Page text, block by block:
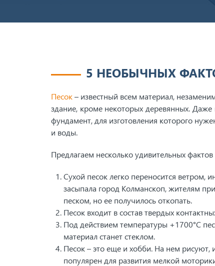
5 НЕОБЫЧНЫХ
Песок– известный всем материал,
здание, кроме некоторых деревянных. Даже
фундамент, для изготовления которого
и воды.
Предлагаем несколько удивительных
Сухой песок легко переносится ветром,
засыпала город Колманскоп, жителям
песком, но ее получилось откопать.
Песок входит в состав твердых
Под действием температуры +1700°C
материал станет стеклом.
Песок – это еще и хобби. На нем рисуют,
популярен для развития мелкой